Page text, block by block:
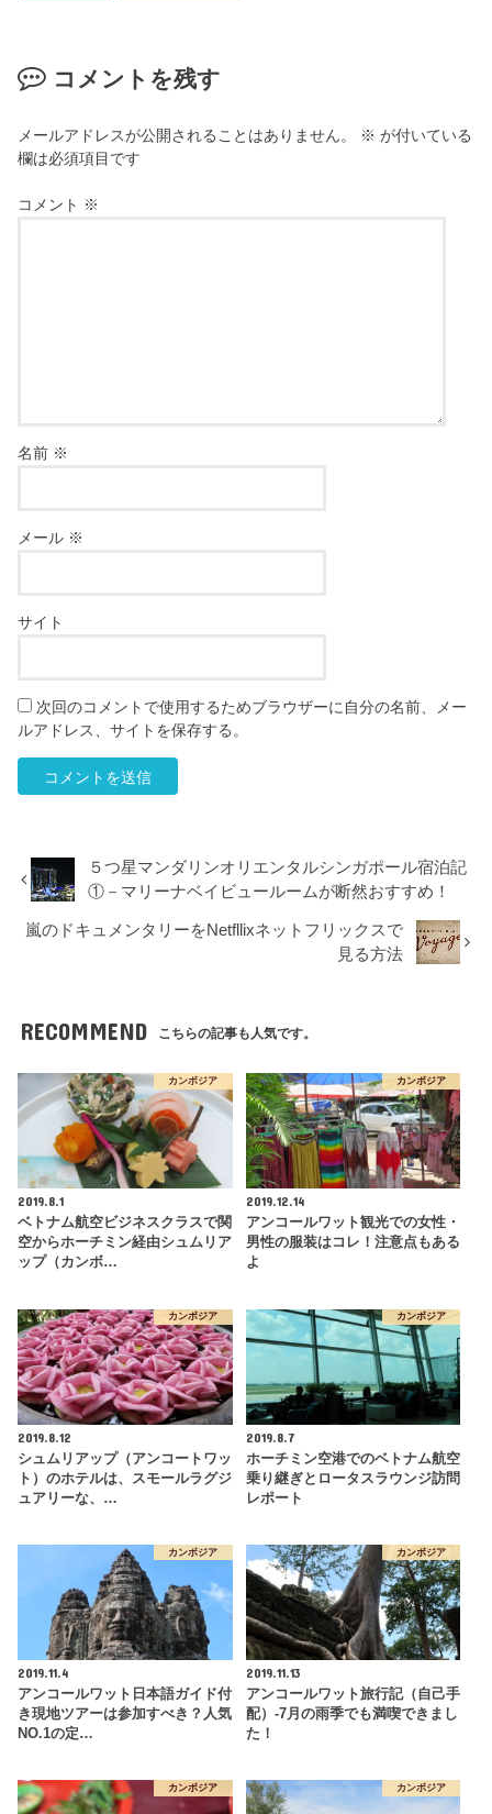
コメントを残す
メールアドレスが公開されることはありません。 ※ が付いている
欄は必須項目です
コメント ※
名前 ※
メール ※
サイト
次回のコメントで使用するためブラウザーに自分の名前、メー
ルアドレス、サイトを保存する。
５つ星マンダリンオリエンタルシンガポール宿泊記
①－マリーナベイビュールームが断然おすすめ！
嵐のドキュメンタリーをNetfllixネットフリックスで
見る方法
RECOMMEND こちらの記事も人気です。
カンボジア
2019.8.1
ベトナム航空ビジネスクラスで関
空からホーチミン経由シュムリア
ップ（カンボ…
カンボジア
2019.12.14
アンコールワット観光での女性・
男性の服装はコレ！注意点もある
よ
カンボジア
2019.8.12
シュムリアップ（アンコートワッ
ト）のホテルは、スモールラグジ
ュアリーな、…
カンボジア
2019.8.7
ホーチミン空港でのベトナム航空
乗り継ぎとロータスラウンジ訪問
レポート
カンボジア
2019.11.4
アンコールワット日本語ガイド付
き現地ツアーは参加すべき？人気
NO.1の定…
カンボジア
2019.11.13
アンコールワット旅行記（自己手
配）-7月の雨季でも満喫できまし
た！
カンボジア カンボジア